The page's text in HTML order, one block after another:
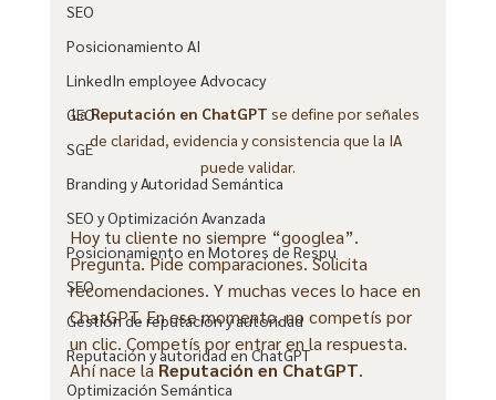
SEO
Posicionamiento AI
LinkedIn employee Advocacy
GEO
SGE
Branding y Autoridad Semántica
SEO y Optimización Avanzada
Posicionamiento en Motores de Respu
SEO
Gestión de reputación y autoridad
Reputación y autoridad en ChatGPT
Optimización Semántica
La Reputación en ChatGPT se define por señales
de claridad, evidencia y consistencia que la IA
puede validar.
Hoy tu cliente no siempre “googlea”.
Pregunta. Pide comparaciones. Solicita
recomendaciones. Y muchas veces lo hace en
ChatGPT. En ese momento, no competís por
un clic. Competís por entrar en la respuesta.
Ahí nace la Reputación en ChatGPT.